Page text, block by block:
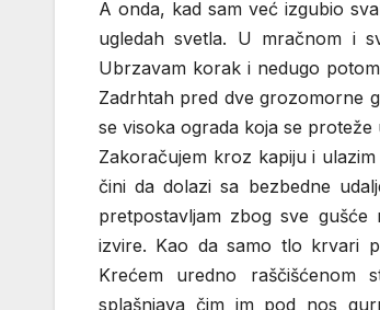
A onda, kad sam već izgubio
ugledah svetla. U mračnom i
Ubrzavam korak i nedugo
Zadrhtah pred dve grozomorne
se visoka ograda koja se proteže
Zakoračujem kroz kapiju i
čini da dolazi sa bezbedne
pretpostavljam zbog sve
izvire. Kao da samo tlo krvari
Krećem uredno raščišćenom
splašnjava čim im pod nos